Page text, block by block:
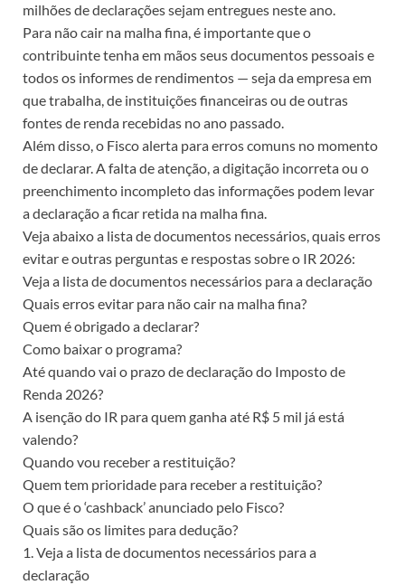
milhões de declarações sejam entregues neste ano.
Para não cair na malha fina, é importante que o
contribuinte tenha em mãos seus documentos pessoais e
todos os informes de rendimentos — seja da empresa em
que trabalha, de instituições financeiras ou de outras
fontes de renda recebidas no ano passado.
Além disso, o Fisco alerta para erros comuns no momento
de declarar. A falta de atenção, a digitação incorreta ou o
preenchimento incompleto das informações podem levar
a declaração a ficar retida na malha fina.
Veja abaixo a lista de documentos necessários, quais erros
evitar e outras perguntas e respostas sobre o IR 2026:
Veja a lista de documentos necessários para a declaração
Quais erros evitar para não cair na malha fina?
Quem é obrigado a declarar?
Como baixar o programa?
Até quando vai o prazo de declaração do Imposto de
Renda 2026?
A isenção do IR para quem ganha até R$ 5 mil já está
valendo?
Quando vou receber a restituição?
Quem tem prioridade para receber a restituição?
O que é o ‘cashback’ anunciado pelo Fisco?
Quais são os limites para dedução?
1. Veja a lista de documentos necessários para a
declaração